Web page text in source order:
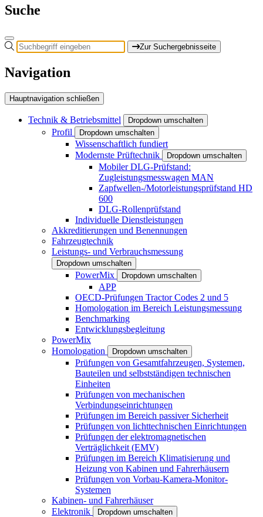
Suche
Zur Suchergebnisseite
Navigation
Hauptnavigation schließen
Technik & Betriebsmittel Dropdown umschalten
Profil Dropdown umschalten
Wissenschaftlich fundiert
Modernste Prüftechnik
Dropdown umschalten
Mobiler DLG-Prüfstand:
Zugleistungsmesswagen MAN
Zapfwellen-/Motorleistungsprüfstand HD
600
DLG-Rollenprüfstand
Individuelle Dienstleistungen
Akkreditierungen und Benennungen
Fahrzeugtechnik
Leistungs- und Verbrauchsmessung
Dropdown umschalten
PowerMix Dropdown umschalten
APP
OECD-Prüfungen Tractor Codes 2 und 5
Homologation im Bereich Leistungsmessung
Benchmarking
Entwicklungsbegleitung
PowerMix
Homologation
Dropdown umschalten
Prüfungen von Gesamtfahrzeugen, Systemen,
Bauteilen und selbstständigen technischen
Einheiten
Prüfungen von mechanischen
Verbindungseinrichtungen
Prüfungen im Bereich passiver Sicherheit
Prüfungen von lichttechnischen Einrichtungen
Prüfungen der elektromagnetischen
Verträglichkeit (EMV)
Prüfungen im Bereich Klimatisierung und
Heizung von Kabinen und Fahrerhäusern
Prüfungen von Vorbau-Kamera-Monitor-
Systemen
Kabinen- und Fahrerhäuser
Elektronik
Dropdown umschalten